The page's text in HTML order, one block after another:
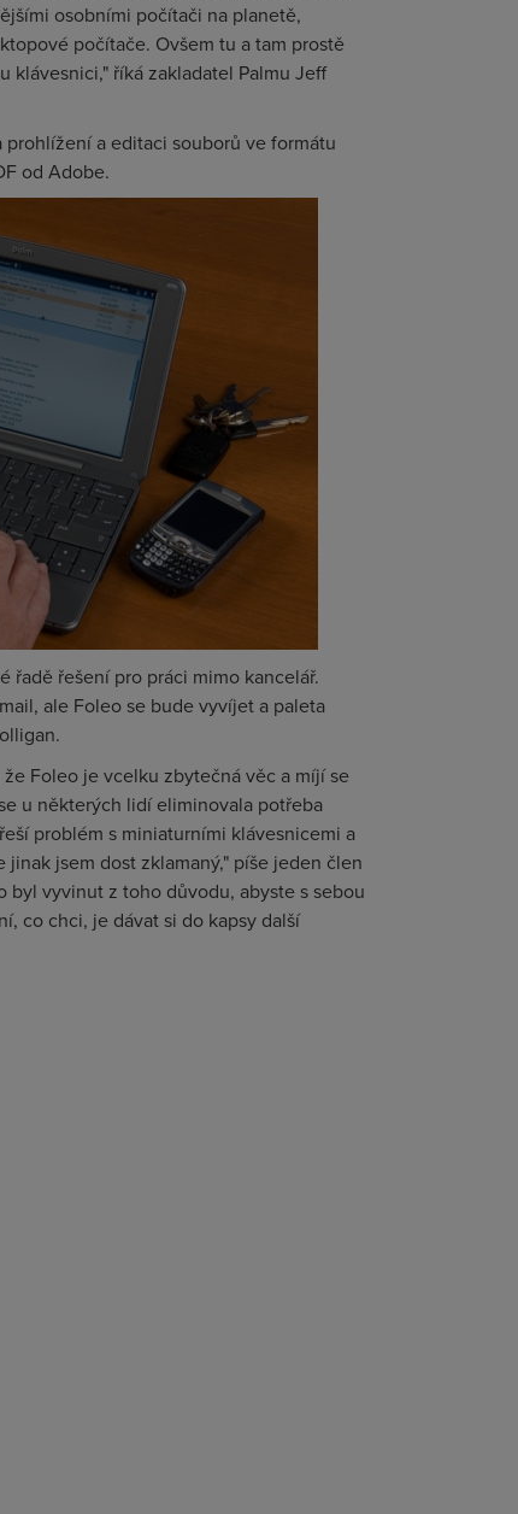
osobními počítači na planetě,
počítače. Ovšem tu a tam prostě
říká zakladatel Palmu Jeff
a editaci souborů ve formátu
od Adobe.
řadě řešení pro práci mimo kancelář.
ale Foleo se bude vyvíjet a paleta
Foleo je vcelku zbytečná věc a míjí se
u některých lidí eliminovala potřeba
problém s miniaturními klávesnicemi a
jsem dost zklamaný," píše jeden člen
byl vyvinut z toho důvodu, abyste s sebou
co chci, je dávat si do kapsy další